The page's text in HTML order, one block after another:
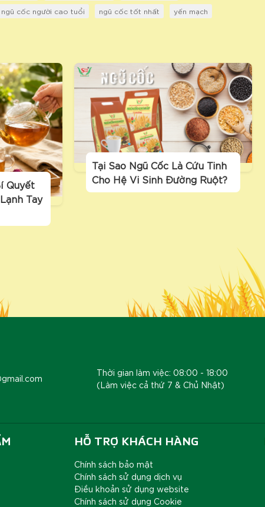
ngũ cốc người cao tuổi ngũ cốc tốt nhất yến mạch
Quyết
Tay
Tại Sao Ngũ Cốc Là Cứu Tinh
Cho Hệ Vi Sinh Đường Ruột?
Thời gian làm việc: 08:00 - 18:00
(Làm việc cả thứ 7 & Chủ Nhật)
HỖ TRỢ KHÁCH HÀNG
Chính sách bảo mật
Chính sách sử dụng dịch vụ
Điều khoản sử dụng website
Chính sách sử dụng Cookie